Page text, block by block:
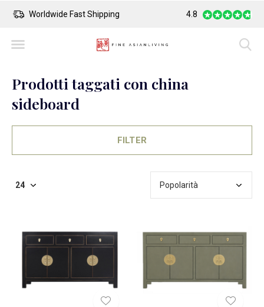
Safe Payment Largest Collection
4.8
Prodotti taggati con china
sideboard
FILTER